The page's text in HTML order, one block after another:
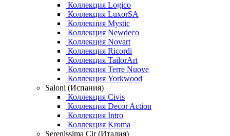
Коллекция Logico
Коллекция LuxorSA
Коллекция Mystic
Коллекция Newdeco
Коллекция Novart
Коллекция Ricordi
Коллекция TailorArt
Коллекция Terre Nuove
Коллекция Yorkwood
Saloni (Испания)
Коллекция Civis
Коллекция Decor Action
Коллекция Intro
Коллекция Kroma
Serenissima Cir (Италия)